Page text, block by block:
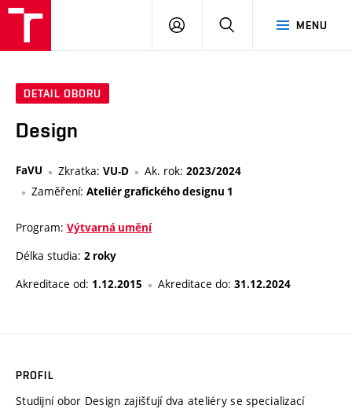
MENU
PŘIHLÁSIT
DETAIL OBORU
Design
FaVU Zkratka: VU-D Ak. rok: 2023/2024
Zaměření: Ateliér grafického designu 1
Program: Výtvarná umění
Délka studia: 2 roky
Akreditace od: 1.12.2015 Akreditace do: 31.12.2024
PROFIL
Studijní obor Design zajišťují dva ateliéry se specializací